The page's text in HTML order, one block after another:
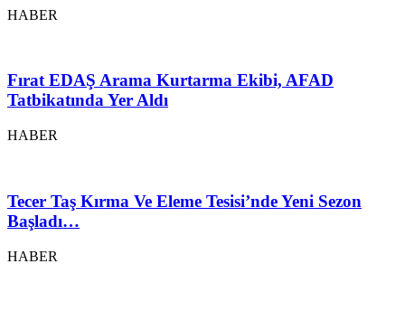
HABER
Fırat EDAŞ Arama Kurtarma Ekibi, AFAD
Tatbikatında Yer Aldı
HABER
Tecer Taş Kırma Ve Eleme Tesisi’nde Yeni Sezon
Başladı…
HABER